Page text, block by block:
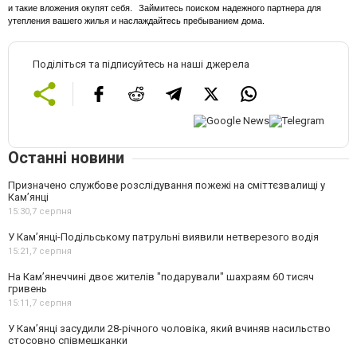
и такие вложения окупят себя.
Займитесь поиском надежного партнера для
утепления вашего жилья и наслаждайтесь пребыванием дома.
Поділіться та підписуйтесь на наші джерела
Останні новини
Призначено службове розслідування пожежі на сміттєзвалищі у
Кам’янці
15:30,7 серпня
У Кам’янці-Подільському патрульні виявили нетверезого водія
15:21,7 серпня
На Камʼянеччині двоє жителів "подарували" шахраям 60 тисяч
гривень
15:11,7 серпня
У Камʼянці засудили 28-річного чоловіка, який вчиняв насильство
стосовно співмешканки